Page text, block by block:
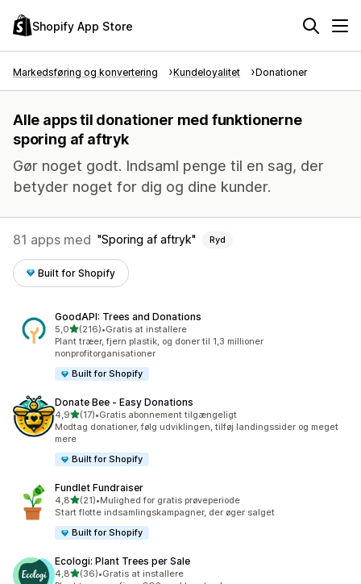
Shopify App Store
Markedsføring og konvertering Kundeloyalitet Donationer
Alle apps til donationer med funktionerne
sporing af aftryk
Gør noget godt. Indsaml penge til en sag, der
betyder noget for dig og dine kunder.
81 apps med Sporing af aftryk Ryd
Built for Shopify
GoodAPI: Trees and Donations
5,0ud af 5 stjerner
(216)
216 anmeldelser i alt
•Gratis at installere
Plant træer, fjern plastik, og doner til 1,3 millioner
nonprofitorganisationer
Built for Shopify
Donate Bee ‑ Easy Donations
4,9ud af 5 stjerner
(17)
17 anmeldelser i alt
•Gratis abonnement tilgængeligt
Modtag donationer, følg udviklingen, tilføj landingssider og meget
mere
Built for Shopify
Fundlet Fundraiser
4,8ud af 5 stjerner
(21)
21 anmeldelser i alt
•Mulighed for gratis prøveperiode
Start flotte indsamlingskampagner, der øger salget
Built for Shopify
Ecologi: Plant Trees per Sale
4,8ud af 5 stjerner
(36)
36 anmeldelser i alt
•Gratis at installere